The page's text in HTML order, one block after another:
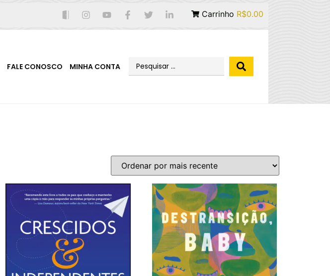
Carrinho R$0.00
FALE CONOSCO MINHA CONTA